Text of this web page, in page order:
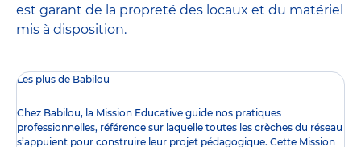
est garant de la propreté des locaux et du matériel
mis à disposition.
Les plus de Babilou
Chez Babilou, la Mission Educative guide nos pratiques
professionnelles, référence sur laquelle toutes les crèches du réseau
s’appuient pour construire leur projet pédagogique. Cette Mission